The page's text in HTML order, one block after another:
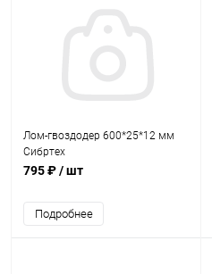
Лом-гвоздодер 600*25*12 мм
Сибртех
795 ₽/ шт
Подробнее